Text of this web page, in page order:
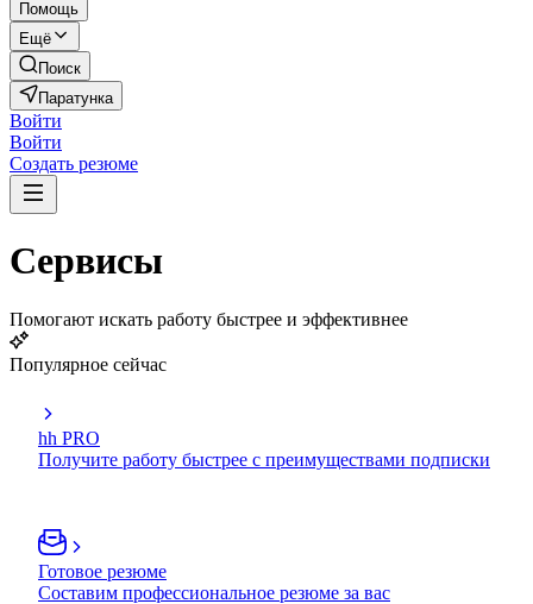
Помощь
Ещё
Поиск
Паратунка
Войти
Войти
Создать резюме
Сервисы
Помогают искать работу быстрее и эффективнее
Популярное сейчас
hh PRO
Получите работу быстрее с преимуществами подписки
Готовое резюме
Составим профессиональное резюме за вас